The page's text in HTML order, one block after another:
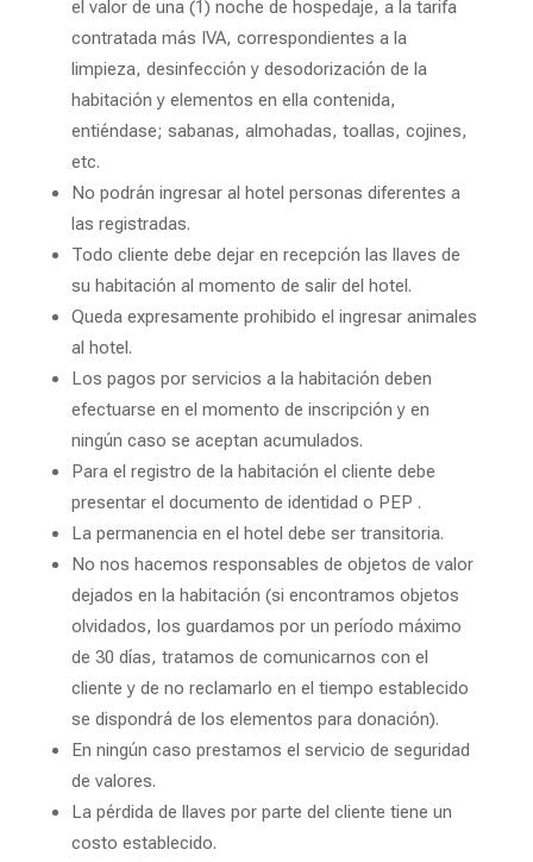
el valor de una (1) noche de hospedaje, a la tarifa
contratada más IVA, correspondientes a la
limpieza, desinfección y desodorización de la
habitación y elementos en ella contenida,
entiéndase; sabanas, almohadas, toallas, cojines,
etc.
No podrán ingresar al hotel personas diferentes a
las registradas.
Todo cliente debe dejar en recepción las llaves de
su habitación al momento de salir del hotel.
Queda expresamente prohibido el ingresar animales
al hotel.
Los pagos por servicios a la habitación deben
efectuarse en el momento de inscripción y en
ningún caso se aceptan acumulados.
Para el registro de la habitación el cliente debe
presentar el documento de identidad o PEP .
La permanencia en el hotel debe ser transitoria.
No nos hacemos responsables de objetos de valor
dejados en la habitación (si encontramos objetos
olvidados, los guardamos por un período máximo
de 30 días, tratamos de comunicarnos con el
cliente y de no reclamarlo en el tiempo establecido
se dispondrá de los elementos para donación).
En ningún caso prestamos el servicio de seguridad
de valores.
La pérdida de llaves por parte del cliente tiene un
costo establecido.